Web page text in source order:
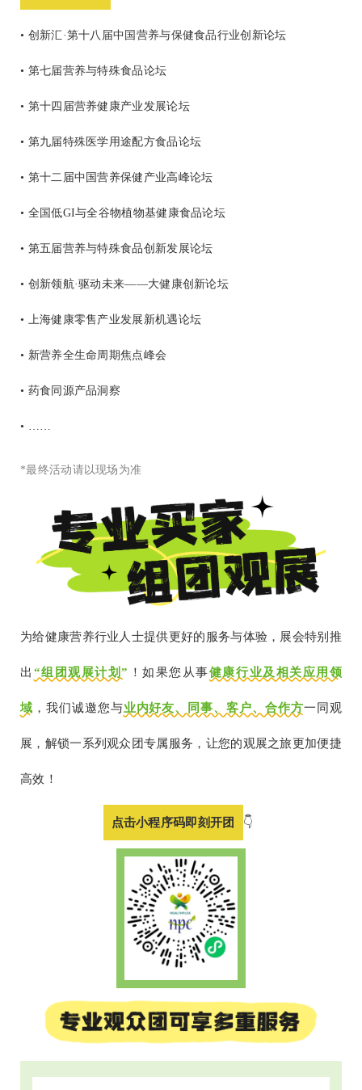
• 创新汇·第十八届中国营养与保健食品行业创新论坛
• 第七届营养与特殊食品论坛
• 第十四届营养健康产业发展论坛
• 第九届特殊医学用途配方食品论坛
• 第十二届中国营养保健产业高峰论坛
• 全国低GI与全谷物植物基健康食品论坛
• 第五届营养与特殊食品创新发展论坛
• 创新领航·驱动未来——大健康创新论坛
• 上海健康零售产业发展新机遇论坛
• 新营养全生命周期焦点峰会
• 药食同源产品洞察
• ……
*最终活动请以现场为准
为给健康营养行业人士提供更好的服务与体验，展会特别推
出 “组团观展计划” ！如果您从事健康行业及相关应用领
域 ，我们诚邀您与业内好友、同事、客户、合作方一同观
展， 解锁一系列观众团专属服务， 让您的观展之旅更加便捷
高效！
点击小程序码即刻开团 👇